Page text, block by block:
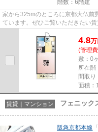
階数：6階建
家から325mのところに京都大仏前
ています。ぜひご覧いただきたい
ならコチラ。賃貸情報をスムー...
4.8万
(管理
敷：0
所在階
間取り
面積：
賃貸｜マンション フェニック
阪急京都本線 「